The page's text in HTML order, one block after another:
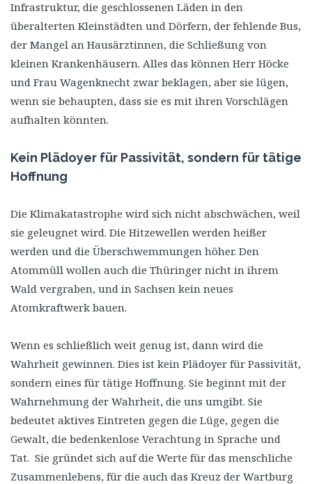
Infrastruktur, die geschlossenen Läden in den
überalterten Kleinstädten und Dörfern, der fehlende Bus,
der Mangel an Hausärztinnen, die Schließung von
kleinen Krankenhäusern. Alles das können Herr Höcke
und Frau Wagenknecht zwar beklagen, aber sie lügen,
wenn sie behaupten, dass sie es mit ihren Vorschlägen
aufhalten könnten.
Kein Plädoyer für Passivität, sondern für tätige
Hoffnung
Die Klimakatastrophe wird sich nicht abschwächen, weil
sie geleugnet wird. Die Hitzewellen werden heißer
werden und die Überschwemmungen höher. Den
Atommüll wollen auch die Thüringer nicht in ihrem
Wald vergraben, und in Sachsen kein neues
Atomkraftwerk bauen.
Wenn es schließlich weit genug ist, dann wird die
Wahrheit gewinnen. Dies ist kein Plädoyer für Passivität,
sondern eines für tätige Hoffnung. Sie beginnt mit der
Wahrnehmung der Wahrheit, die uns umgibt. Sie
bedeutet aktives Eintreten gegen die Lüge, gegen die
Gewalt, die bedenkenlose Verachtung in Sprache und
Tat. Sie gründet sich auf die Werte für das menschliche
Zusammenlebens, für die auch das Kreuz der Wartburg